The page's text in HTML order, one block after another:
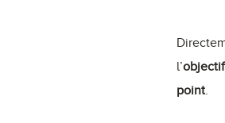
l’objectif
point.